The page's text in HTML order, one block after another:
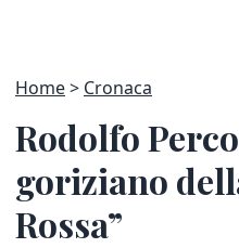
Home Cronaca
Rodolfo
goriziano
Rossa”